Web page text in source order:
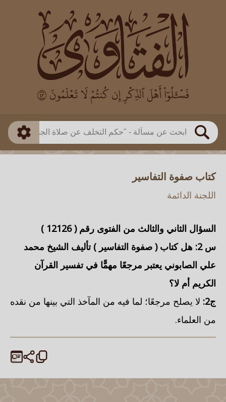
بحث
العالم
بن باز
بن العثيمين
اللجنة الدائمة
طريقة البحث
ذكي
كتاب صفوة التفاسير
اللجنة الدائمة
السؤال الثاني والثالث من الفتوى رقم (12126
)
س 2:
هل كتاب ( صفوة التفاسير ) تأليف الشيخ محمد
علي الصابوني يعتبر مرجعًا مهمًّا في تفسير القرآن
الكريم أم لا؟
ج2:
لا يصلح مرجعًا؛ لما فيه من المآخذ التي بينها من نقده
من العلماء.